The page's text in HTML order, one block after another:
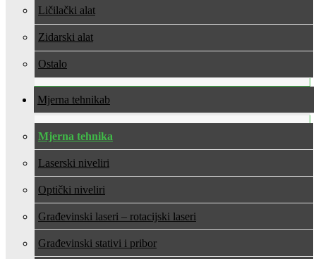
Ličilački alat
Zidarski alat
Ostalo
Mjerna tehnika
Mjerna tehnika
Laserski niveliri
Optički niveliri
Građevinski laseri – rotacijski laseri
Građevinski stativi i pribor